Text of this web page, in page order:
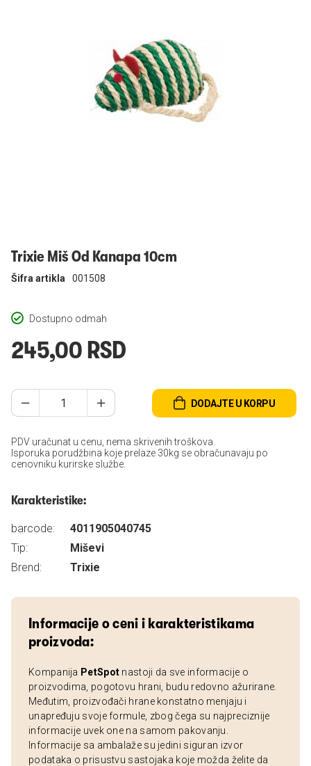
Trixie Miš Od Kanapa 10cm
Dostupno odmah
Šifra artikla 001508
245,00 RSD
DODAJTE U KORPU
PDV uračunat u cenu, nema skrivenih troškova.
Isporuka porudžbina koje prelaze 30kg se obračunavaju po
cenovniku kurirske službe.
Karakteristike:
barcode:
4011905040745
Tip:
Miševi
Brend:
Trixie
Informacije o ceni i karakteristikama
proizvoda:
Kompanija PetSpot nastoji da sve informacije o
proizvodima, pogotovu hrani, budu redovno ažurirane.
Međutim, proizvođači hrane konstatno menjaju i
unapređuju svoje formule, zbog čega su najpreciznije
informacije uvek one na samom pakovanju.
Informacije sa ambalaže su jedini siguran izvor
podataka o prisustvu sastojaka koje možda želite da